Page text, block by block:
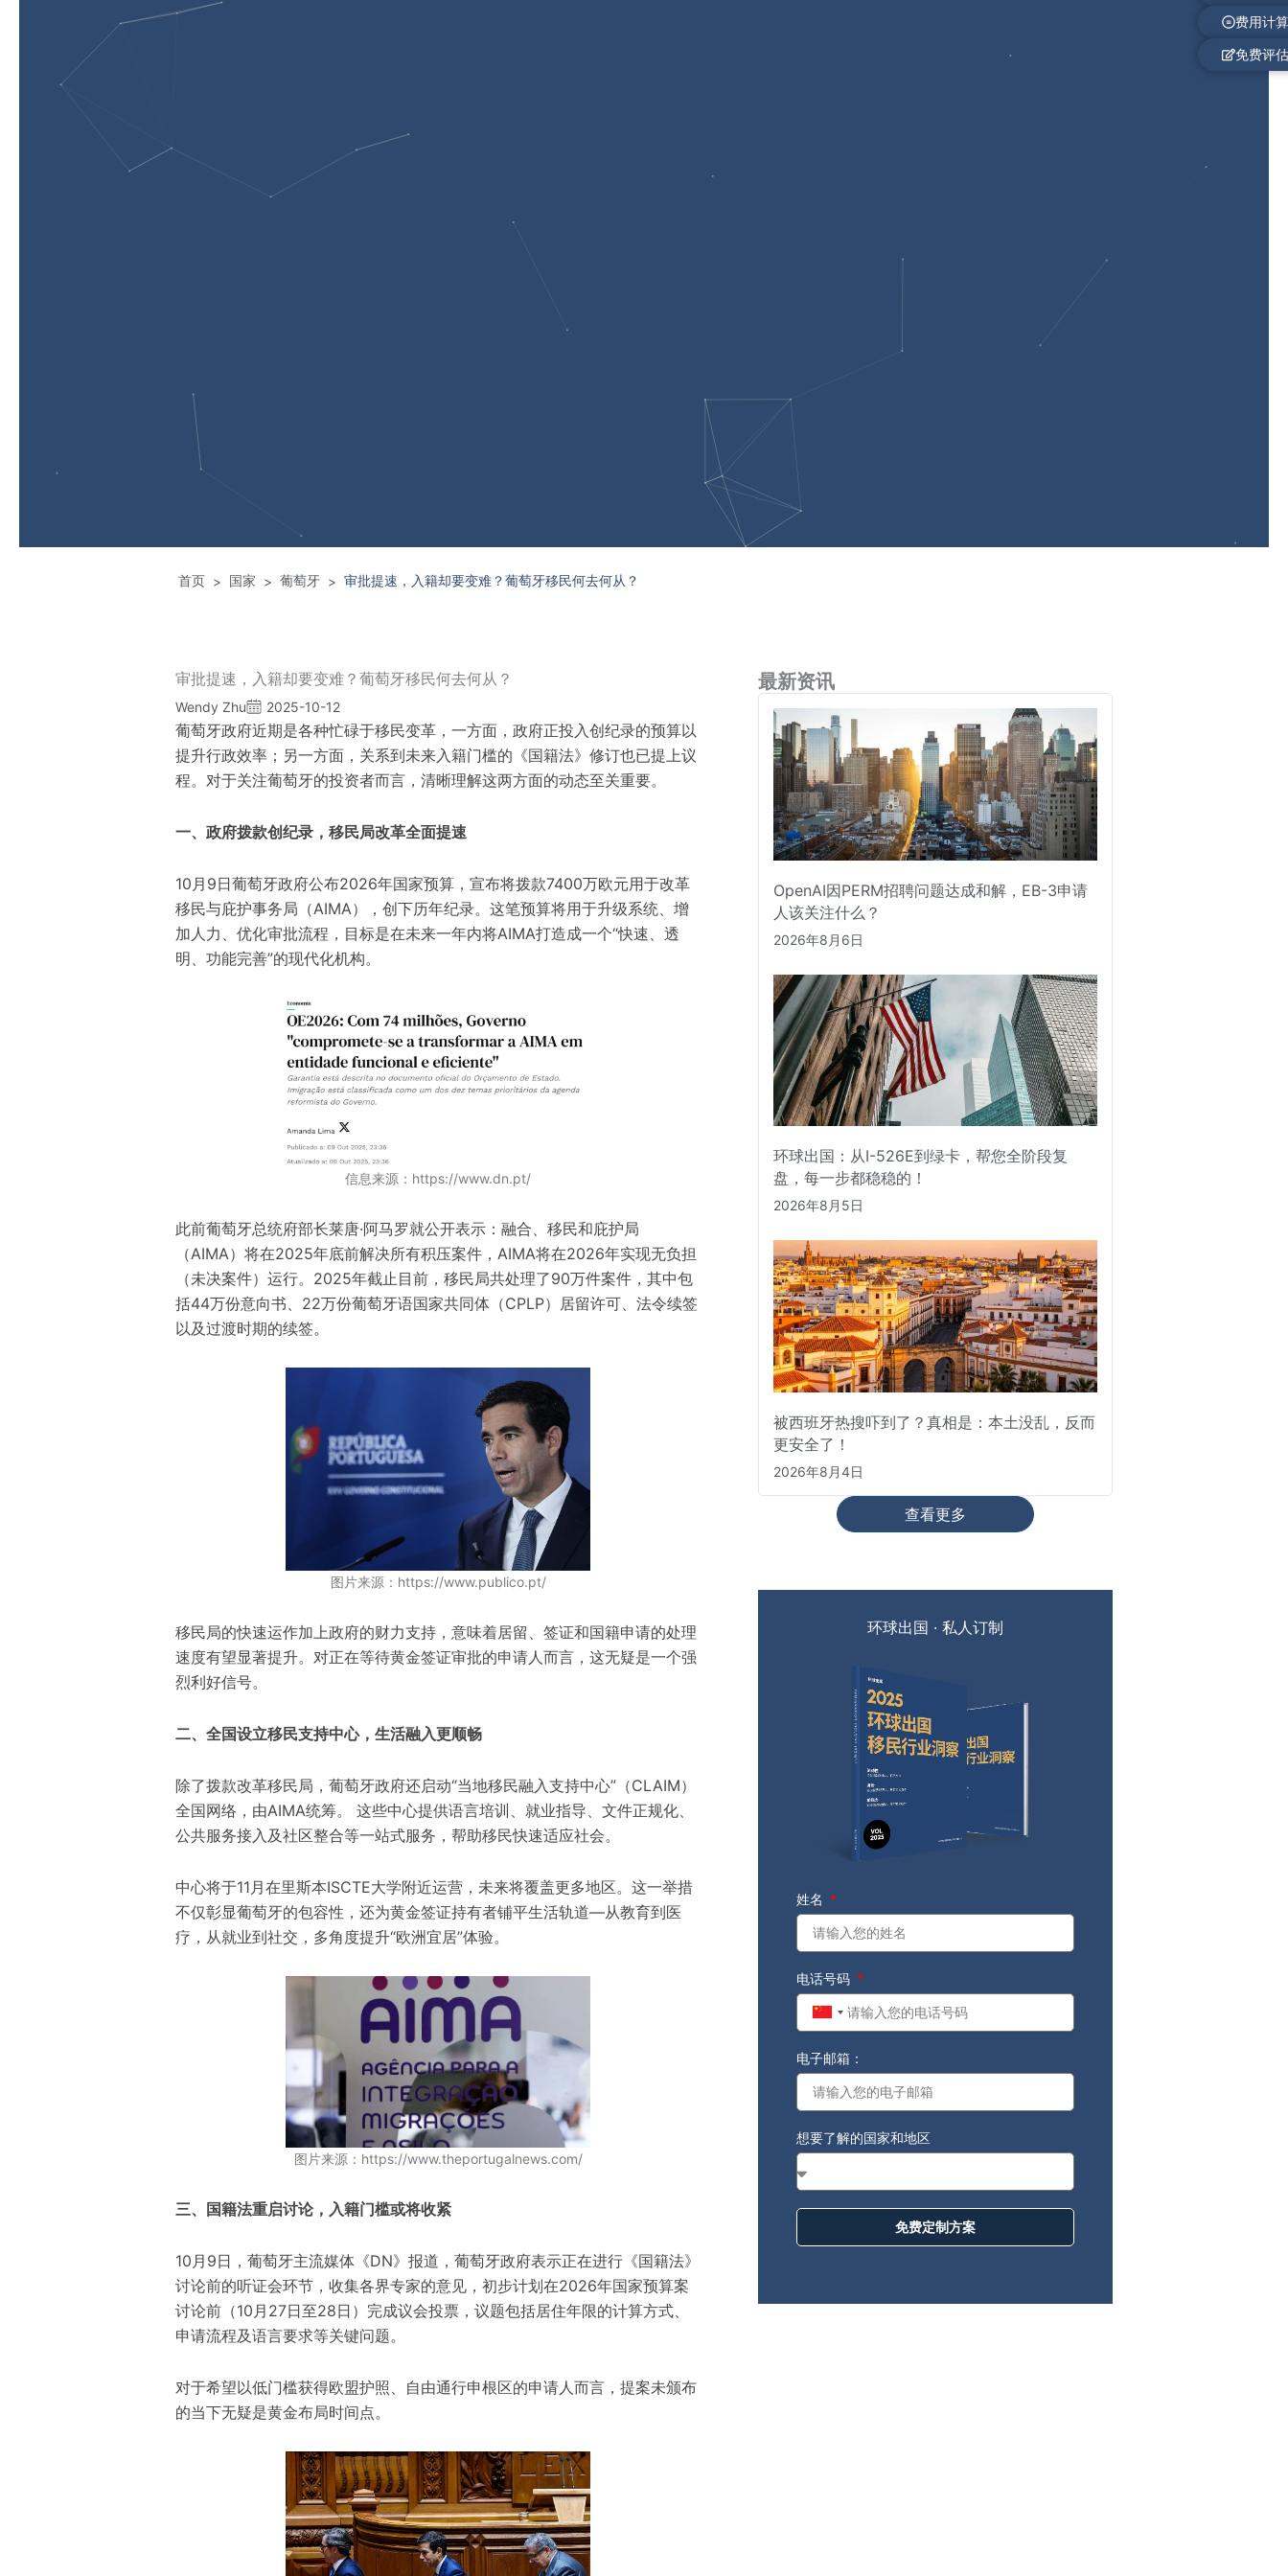
首页 > 国家 > 葡萄牙 > 审批提速，入籍却要变难？葡萄牙移民何去何从？
审批提速，入籍却要变难？葡萄牙移民何去何从？
Wendy Zhu 2025-10-12
葡萄牙政府近期是各种忙碌于移民变革，一方面，政府正投入创纪录的预算以
提升行政效率；另一方面，关系到未来入籍门槛的《国籍法》修订也已提上议
程。对于关注葡萄牙的投资者而言，清晰理解这两方面的动态至关重要。
一、政府拨款创纪录，移民局改革全面提速
10月9日葡萄牙政府公布2026年国家预算，宣布将拨款7400万欧元用于改革
移民与庇护事务局（AIMA），创下历年纪录。这笔预算将用于升级系统、增
加人力、优化审批流程，目标是在未来一年内将AIMA打造成一个“快速、透
明、功能完善”的现代化机构。
信息来源：https://www.dn.pt/
此前葡萄牙总统府部长莱唐·阿马罗就公开表示：融合、移民和庇护局
（AIMA）将在2025年底前解决所有积压案件，AIMA将在2026年实现无负担
（未决案件）运行。2025年截止目前，移民局共处理了90万件案件，其中包
括44万份意向书、22万份葡萄牙语国家共同体（CPLP）居留许可、法令续签
以及过渡时期的续签。
图片来源：https://www.publico.pt/
移民局的快速运作加上政府的财力支持，意味着居留、签证和国籍申请的处理
速度有望显著提升。对正在等待黄金签证审批的申请人而言，这无疑是一个强
烈利好信号。
二、全国设立移民支持中心，生活融入更顺畅
除了拨款改革移民局，葡萄牙政府还启动“当地移民融入支持中心”（CLAIM）
全国网络，由AIMA统筹。 这些中心提供语言培训、就业指导、文件正规化、
公共服务接入及社区整合等一站式服务，帮助移民快速适应社会。
中心将于11月在里斯本ISCTE大学附近运营，未来将覆盖更多地区。这一举措
不仅彰显葡萄牙的包容性，还为黄金签证持有者铺平生活轨道—从教育到医
疗，从就业到社交，多角度提升“欧洲宜居”体验。
图片来源：https://www.theportugalnews.com/
三、国籍法重启讨论，入籍门槛或将收紧
10月9日，葡萄牙主流媒体《DN》报道，葡萄牙政府表示正在进行《国籍法》
讨论前的听证会环节，收集各界专家的意见，初步计划在2026年国家预算案
讨论前（10月27日至28日）完成议会投票，议题包括居住年限的计算方式、
申请流程及语言要求等关键问题。
对于希望以低门槛获得欧盟护照、自由通行申根区的申请人而言，提案未颁布
的当下无疑是黄金布局时间点。
最新资讯
OpenAI因PERM招聘问题达成和解，EB-3申请
人该关注什么？
2026年8月6日
环球出国：从I-526E到绿卡，帮您全阶段复
盘，每一步都稳稳的！
2026年8月5日
被西班牙热搜吓到了？真相是：本土没乱，反而
更安全了！
2026年8月4日
查看更多
环球出国 · 私人订制
姓名
电话号码
China
电子邮箱：
想要了解的国家和地区
免费定制方案
费用计算
免费评估